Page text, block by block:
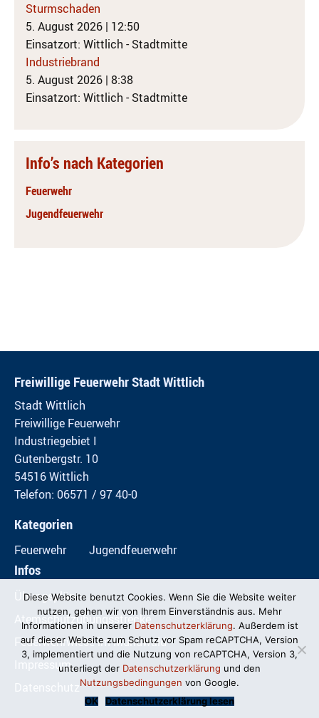
Sturmschaden
5. August 2026 | 12:50
Einsatzort: Wittlich - Stadtmitte
Industriebrand
5. August 2026 | 8:38
Einsatzort: Wittlich - Stadtmitte
Info’s nach Kategorien
Feuerwehr
Jugendfeuerwehr
Freiwillige Feuerwehr Stadt Wittlich
Stadt Wittlich
Freiwillige Feuerwehr
Industriegebiet I
Gutenbergstr. 10
54516 Wittlich
Telefon: 06571 / 97 40-0
Kategorien
Feuerwehr Jugendfeuerwehr
Infos
Übungspläne
Atemschutzübungsstrecke
Feuerwehrwiese im Mundwald
Impressum
Diese Website benutzt Cookies. Wenn Sie die Website weiter
nutzen, gehen wir von Ihrem Einverständnis aus. Mehr
Informationen in unserer Datenschutzerklärung. Außerdem ist
auf dieser Website zum Schutz vor Spam reCAPTCHA, Version
3, implementiert und die Nutzung von reCAPTCHA, Version 3,
unterliegt der Datenschutzerklärung und den
Nutzungsbedingungen von Google.
OK
Datenschutzerklärung lesen